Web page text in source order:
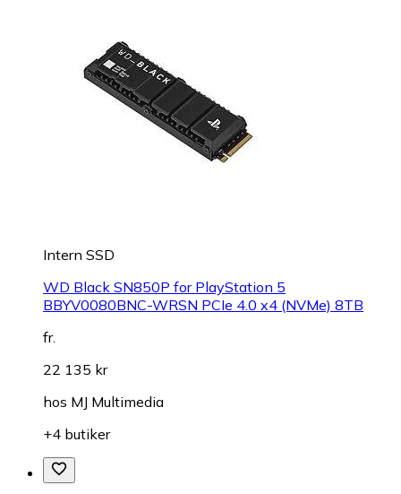
Intern SSD
WD Black SN850P for PlayStation 5
BBYV0080BNC-WRSN PCIe 4.0 x4 (NVMe) 8TB
fr.
22 135 kr
hos MJ Multimedia
+4 butiker